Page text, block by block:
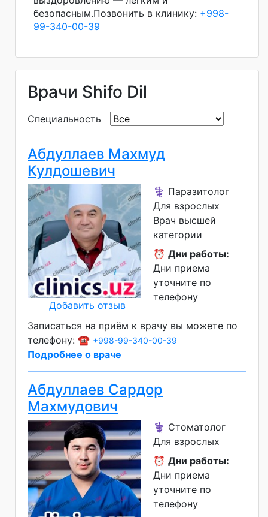
безопасным.Позвонить в клинику: +998-
99-340-00-39
Врачи Shifo Dil
Специальность
Абдуллаев Махмуд
Кулдошевич
Добавить отзыв
⚕️ Паразитолог
Для взрослых
Врач высшей
категории
⏰ Дни работы:
Дни приема
уточните по
телефону
Записаться на приём к врачу вы можете по
телефону: ☎️ +998-99-340-00-39
Подробнее о враче
Абдуллаев Сардор
Махмудович
⚕️ Стоматолог
Для взрослых
⏰ Дни работы:
Дни приема
уточните по
телефону